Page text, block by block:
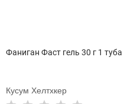
Фаниган Фаст гель 30 г 1 туба
Кусум Хелтхкер